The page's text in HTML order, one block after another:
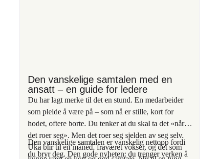
Den vanskelige samtalen med en
ansatt – en guide for ledere
Du har lagt merke til det en stund. En medarbeider
som pleide å være på – som nå er stille, kort for
hodet, oftere borte. Du tenker at du skal ta det «når
det roer seg». Men det roer seg sjelden av seg selv.
Uka blir til en måned, fraværet vokser, og det som
Den vanskelige samtalen er vanskelig nettopp fordi
du bryr deg. Den gode nyheten: du trenger verken å